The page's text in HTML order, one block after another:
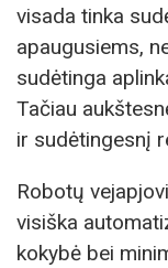
visada tinka
apaugusiems,
sudėtinga
Tačiau
ir sudėtingesnį
Robotų
visiška
kokybė bei